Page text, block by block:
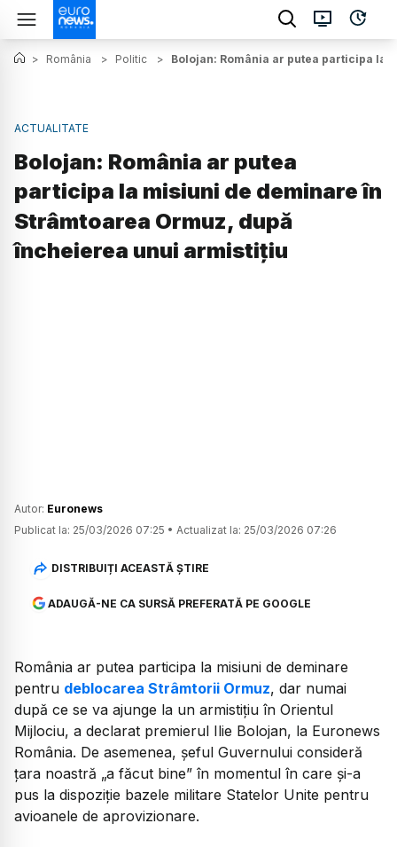
> România > Politic > Bolojan: România ar putea participa la
ACTUALITATE
Bolojan: România ar putea
participa la misiuni de deminare în
Strâmtoarea Ormuz, după
încheierea unui armistițiu
Autor: Euronews
Publicat la: 25/03/2026 07:25 • Actualizat la: 25/03/2026 07:26
DISTRIBUIȚI ACEASTĂ ȘTIRE
ADAUGĂ-NE CA SURSĂ PREFERATĂ PE GOOGLE
România ar putea participa la misiuni de deminare
pentru deblocarea Strâmtorii Ormuz, dar numai
după ce se va ajunge la un armistiţiu în Orientul
Mijlociu, a declarat premierul Ilie Bolojan, la Euronews
România. De asemenea, șeful Guvernului consideră
țara noastră „a făcut bine” în momentul în care și-a
pus la dispoziție bazele militare Statelor Unite pentru
avioanele de aprovizionare.